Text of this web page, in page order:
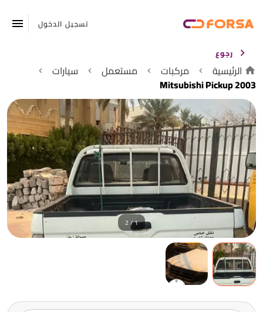
تسجيل الدخول
رجوع
الرئيسية مركبات مستعمل
سيارات
Mitsubishi Pickup 2003
1 / 2